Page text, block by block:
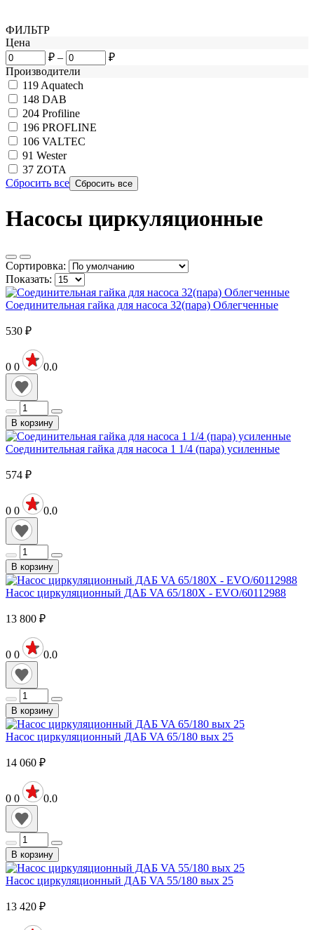
ФИЛЬТР
Цена
₽ –
₽
Производители
119 Aquatech
148 DAB
204 Profiline
196 PROFLINE
106 VALTEC
91 Wester
37 ZOTA
Сбросить все
Насосы циркуляционные
Сортировка:
Показать:
Соединительная гайка для насоса 32(пара) Облегченные
530 ₽
0 0 0.0
В корзину
Соединительная гайка для насоса 1 1/4 (пара) усиленные
574 ₽
0 0 0.0
В корзину
Насос циркуляционный ДАБ VA 65/180X - EVO/60112988
13 800 ₽
0 0 0.0
В корзину
Насос циркуляционный ДАБ VA 65/180 вых 25
14 060 ₽
0 0 0.0
В корзину
Насос циркуляционный ДАБ VA 55/180 вых 25
13 420 ₽